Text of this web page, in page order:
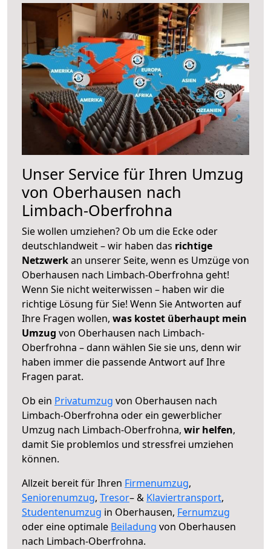
Unser Service für Ihren Umzug
von Oberhausen nach
Limbach-Oberfrohna
Sie wollen umziehen? Ob um die Ecke oder
deutschlandweit – wir haben das richtige
Netzwerkan unserer Seite, wenn es Umzüge von
Oberhausen nach Limbach-Oberfrohna geht!
Wenn Sie nicht weiterwissen – haben wir die
richtige Lösung für Sie! Wenn Sie Antworten auf
Ihre Fragen wollen, was kostet überhaupt mein
Umzug von Oberhausen nach Limbach-
Oberfrohna – dann wählen Sie sie uns, denn wir
haben immer die passende Antwort auf Ihre
Fragen parat.
Ob ein Privatumzug von Oberhausen nach
Limbach-Oberfrohna oder ein gewerblicher
Umzug nach Limbach-Oberfrohna, wir helfen,
damit Sie problemlos und stressfrei umziehen
können.
Allzeit bereit für Ihren Firmenumzug,
Seniorenumzug, Tresor– & Klaviertransport,
Studentenumzug in Oberhausen, Fernumzug
oder eine optimale Beiladung von Oberhausen
nach Limbach-Oberfrohna.